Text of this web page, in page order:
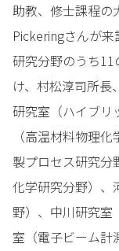
助教、修士課程の
Pickeringさんが
研究分野のうち
け、村松淳司所長
研究室（ハイブリ
（高温材料物理
製プロセス研究分
化学研究分野）、
野）、中川研究室
室（電子ビーム計